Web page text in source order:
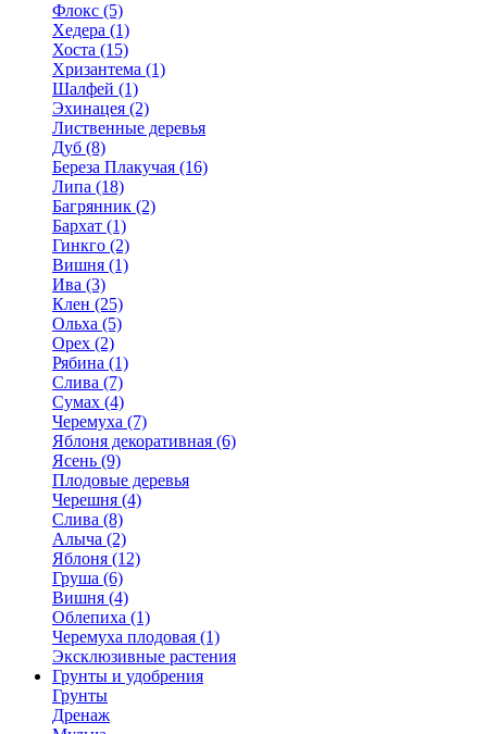
Флокс (5)
Хедера (1)
Хоста (15)
Хризантема (1)
Шалфей (1)
Эхинацея (2)
Лиственные деревья
Дуб (8)
Береза Плакучая (16)
Липа (18)
Багрянник (2)
Бархат (1)
Гинкго (2)
Вишня (1)
Ива (3)
Клен (25)
Ольха (5)
Орех (2)
Рябина (1)
Слива (7)
Сумах (4)
Черемуха (7)
Яблоня декоративная (6)
Ясень (9)
Плодовые деревья
Черешня (4)
Слива (8)
Алыча (2)
Яблоня (12)
Груша (6)
Вишня (4)
Облепиха (1)
Черемуха плодовая (1)
Эксклюзивные растения
Грунты и удобрения
Грунты
Дренаж